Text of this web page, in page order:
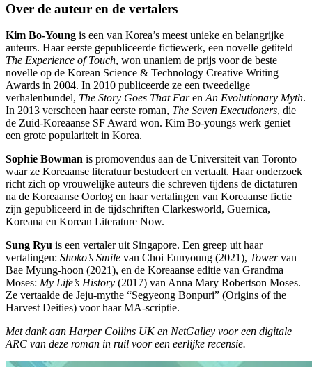
Over de auteur en de vertalers
Kim Bo-Young is een van Korea’s meest unieke en belangrijke
auteurs. Haar eerste gepubliceerde fictiewerk, een novelle getiteld
The Experience of Touch, won unaniem de prijs voor de beste
novelle op de Korean Science & Technology Creative Writing
Awards in 2004. In 2010 publiceerde ze een tweedelige
verhalenbundel, The Story Goes That FarenAn Evolutionary Myth.
In 2013 verscheen haar eerste roman, The Seven Executioners, die
de Zuid-Koreaanse SF Award won. Kim Bo-youngs werk geniet
een grote populariteit in Korea.
Sophie Bowman is promovendus aan de Universiteit van Toronto
waar ze Koreaanse literatuur bestudeert en vertaalt. Haar onderzoek
richt zich op vrouwelijke auteurs die schreven tijdens de dictaturen
na de Koreaanse Oorlog en haar vertalingen van Koreaanse fictie
zijn gepubliceerd in de tijdschriften Clarkesworld, Guernica,
Koreana en Korean Literature Now.
Sung Ryu is een vertaler uit Singapore. Een greep uit haar
vertalingen: Shoko’s Smile van Choi Eunyoung (2021), Towervan
Bae Myung-hoon (2021), en de Koreaanse editie van Grandma
Moses: My Life’s History (2017) van Anna Mary Robertson Moses.
Ze vertaalde de Jeju-mythe “Segyeong Bonpuri” (Origins of the
Harvest Deities) voor haar MA-scriptie.
Met dank aan Harper Collins UK en NetGalley voor een digitale
ARC van deze roman in ruil voor een eerlijke recensie.